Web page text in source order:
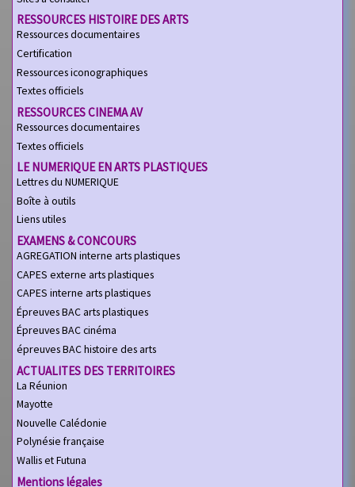
RESSOURCES HISTOIRE DES ARTS
Ressources documentaires
Certification
Ressources iconographiques
Textes officiels
RESSOURCES CINEMA AV
Ressources documentaires
Textes officiels
LE NUMERIQUE EN ARTS PLASTIQUES
Lettres du NUMERIQUE
Boîte à outils
Liens utiles
EXAMENS & CONCOURS
AGREGATION interne arts plastiques
CAPES externe arts plastiques
CAPES interne arts plastiques
Épreuves BAC arts plastiques
Épreuves BAC cinéma
épreuves BAC histoire des arts
ACTUALITES DES TERRITOIRES
La Réunion
Mayotte
Nouvelle Calédonie
Polynésie française
Wallis et Futuna
Mentions légales